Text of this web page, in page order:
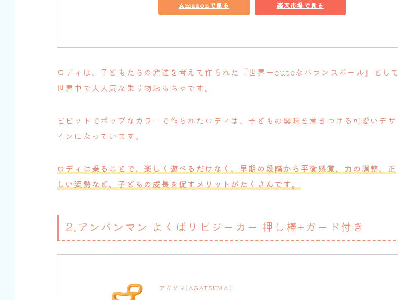
Amazonで見る 楽天市場で見る
ロディは、子どもたちの発達を考えて作られた『世界一cuteなバランスボール』として
世界中で大人気な乗り物おもちゃです。
ビビットでポップなカラーで作られたロディは、子どもの興味を惹きつける可愛いデザ
インになっています。
ロディに乗ることで、楽しく遊べるだけなく、早期の段階から平衡感覚、力の調整、正
しい姿勢など、子どもの成長を促すメリットがたくさんです。
2.アンパンマン よくばりビジーカー 押し棒+ガード付き
アガツマ(AGATSUMA)